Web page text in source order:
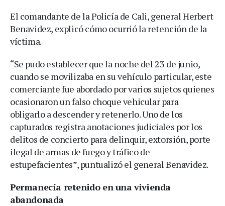
El comandante de la Policía de Cali, general Herbert
Benavidez, explicó cómo ocurrió la retención de la
víctima.
“Se pudo establecer que la noche del 23 de junio,
cuando se movilizaba en su vehículo particular, este
comerciante fue abordado por varios sujetos quienes
ocasionaron un falso choque vehicular para
obligarlo a descender y retenerlo. Uno de los
capturados registra anotaciones judiciales por los
delitos de concierto para delinquir, extorsión, porte
ilegal de armas de fuego y tráfico de
estupefacientes”, puntualizó el general Benavidez.
Permanecía retenido en una vivienda
abandonada